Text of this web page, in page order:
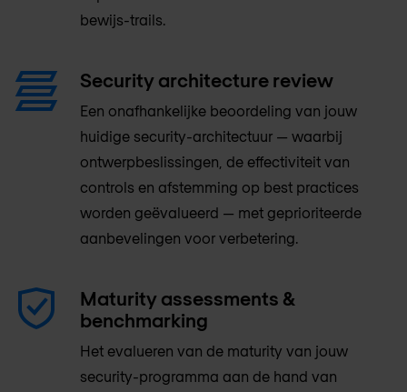
bewijs-trails.
Security architecture review
Een onafhankelijke beoordeling van jouw
huidige security-architectuur — waarbij
ontwerpbeslissingen, de effectiviteit van
controls en afstemming op best practices
worden geëvalueerd — met geprioriteerde
aanbevelingen voor verbetering.
Maturity assessments &
benchmarking
Het evalueren van de maturity van jouw
security-programma aan de hand van